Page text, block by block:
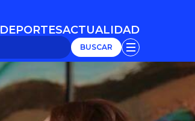
DEPORTESACTUALIDAD
ACTUALIDAD